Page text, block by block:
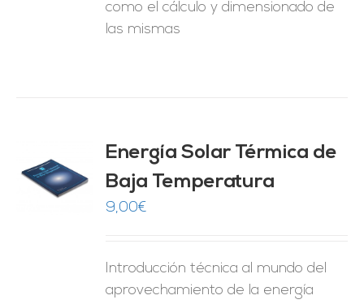
como el cálculo y dimensionado de
las mismas
Energía Solar Térmica de
Baja Temperatura
9,00€
Introducción técnica al mundo del
aprovechamiento de la energía